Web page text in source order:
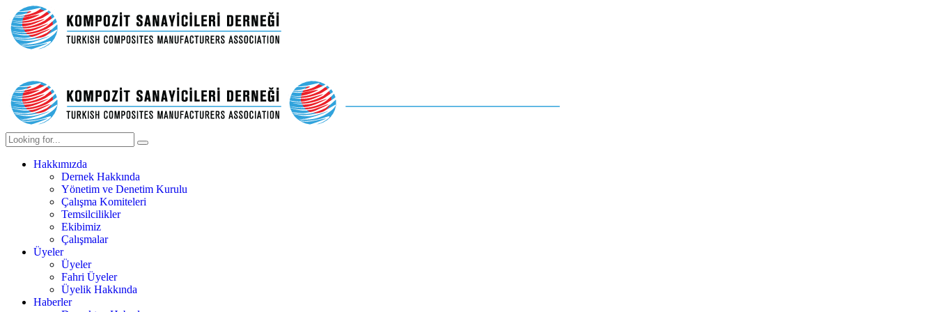
Hakkımızda
Dernek Hakkında
Yönetim ve Denetim Kurulu
Çalışma Komiteleri
Temsilcilikler
Ekibimiz
Çalışmalar
Üyeler
Üyeler
Fahri Üyeler
Üyelik Hakkında
Haberler